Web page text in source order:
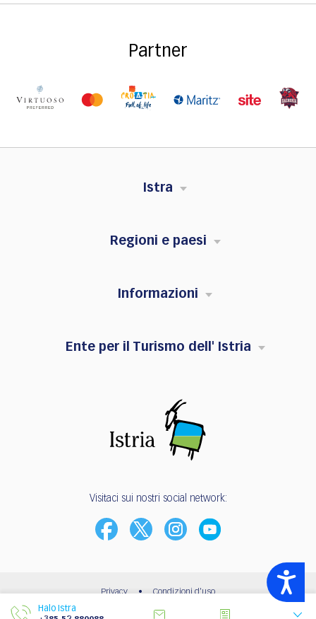
Accessibility
Partner
Istra
Regioni e paesi
Informazioni
Ente per il Turismo dell' Istria
Visitaci sui nostri social network:
Privacy • Condizioni d'uso
© 2003 - 2026 | Ente per il Turismo dell’Istria
Halo Istra